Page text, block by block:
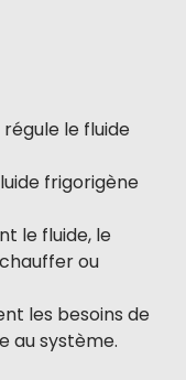
le fluide
frigorigène
le fluide, le
ou
les besoins de
au système.